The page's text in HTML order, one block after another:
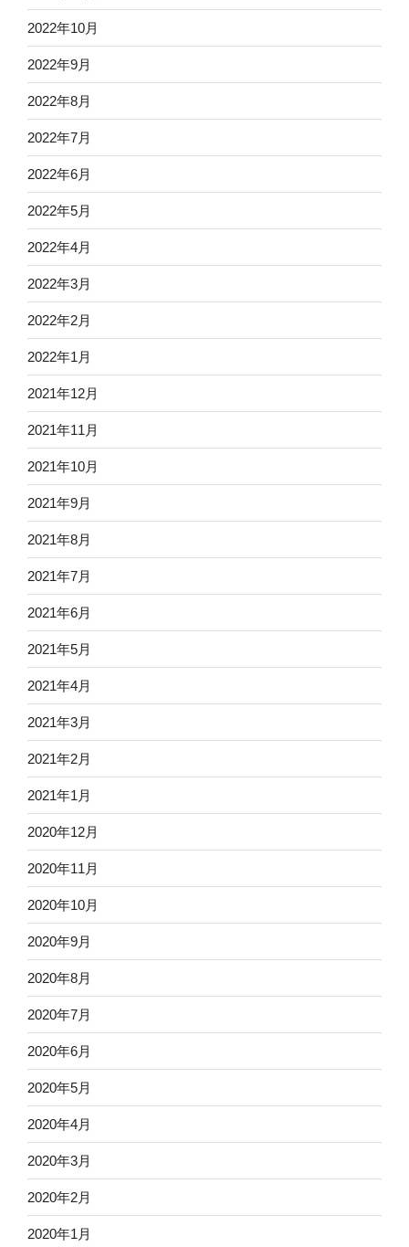
2022年10月
2022年9月
2022年8月
2022年7月
2022年6月
2022年5月
2022年4月
2022年3月
2022年2月
2022年1月
2021年12月
2021年11月
2021年10月
2021年9月
2021年8月
2021年7月
2021年6月
2021年5月
2021年4月
2021年3月
2021年2月
2021年1月
2020年12月
2020年11月
2020年10月
2020年9月
2020年8月
2020年7月
2020年6月
2020年5月
2020年4月
2020年3月
2020年2月
2020年1月